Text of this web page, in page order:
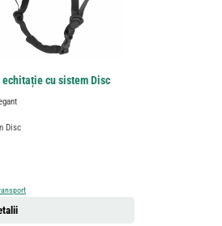
cu sistem Disc
Disc